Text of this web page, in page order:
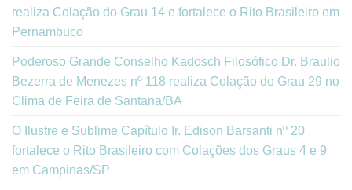
realiza Colação do Grau 14 e fortalece o Rito Brasileiro em
Pernambuco
Poderoso Grande Conselho Kadosch Filosófico Dr. Braulio
Bezerra de Menezes nº 118 realiza Colação do Grau 29 no
Clima de Feira de Santana/BA
O Ilustre e Sublime Capítulo Ir. Edison Barsanti nº 20
fortalece o Rito Brasileiro com Colações dos Graus 4 e 9
em Campinas/SP